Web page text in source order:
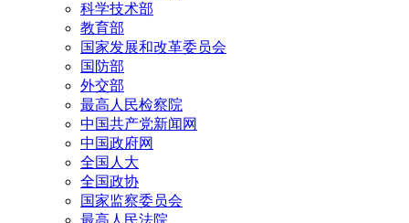
科学技术部
教育部
国家发展和改革委员会
国防部
外交部
最高人民检察院
中国共产党新闻网
中国政府网
全国人大
全国政协
国家监察委员会